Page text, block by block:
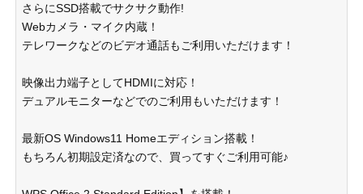
さらにSSD搭載でサクサク動作!
Webカメラ・マイク内蔵！
テレワークなどのビデオ通話もご利用いただけます！
映像出力端子としてHDMIに対応！
デュアルモニターなどでのご利用もいただけます！
最新OS Windows11 Homeエディション搭載！
もちろん初期設定済なので、買ってすぐご利用可能♪